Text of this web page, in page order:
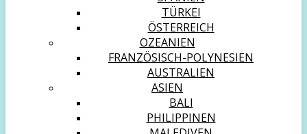
TÜRKEI
ÖSTERREICH
OZEANIEN
FRANZÖSISCH-POLYNESIEN
AUSTRALIEN
ASIEN
BALI
PHILIPPINEN